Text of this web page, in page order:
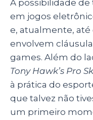
A possibilidade
em jogos
e, atualmente, até
envolvem
games. Além do
Tony Hawk’s Pro
à prática do
que talvez não
um primeiro